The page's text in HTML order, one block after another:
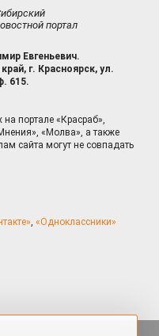
портал
Евгеньевич.
г. Красноярск, ул.
615.
портале «Красраб»,
«Молва», а также
сайта могут не совпадать
, «Одноклассники»